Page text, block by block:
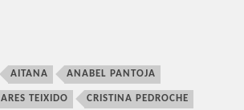
AITANA ANABEL PANTOJA
ARES TEIXIDO CRISTINA PEDROCHE